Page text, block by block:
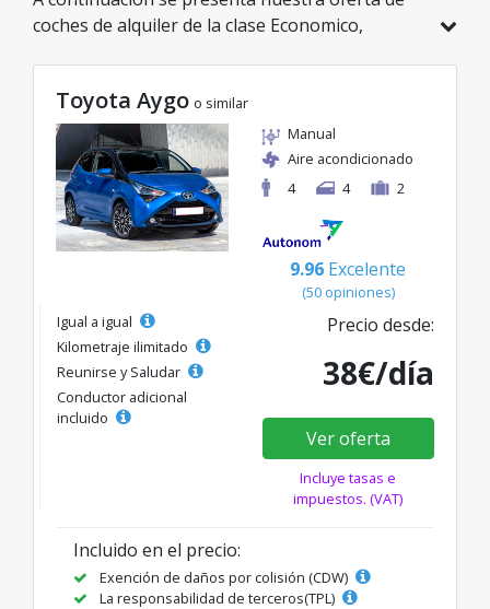
coches de alquiler de la clase Economico,
modelo ideal de la categoría seleccionada, con
tarifas excelentes desde solo 38€/día.
Toyota Aygo o similar
Manual
Aire acondicionado
4
4 2
9.96 Excelente
(50 opiniones)
Igual a igual
Kilometraje ilimitado
Reunirse y Saludar
Conductor adicional
incluido
Precio desde:
38€/día
Ver oferta
Incluye tasas e
impuestos. (VAT)
Incluido en el precio:
Exención de daños por colisión (CDW)
La responsabilidad de terceros(TPL)